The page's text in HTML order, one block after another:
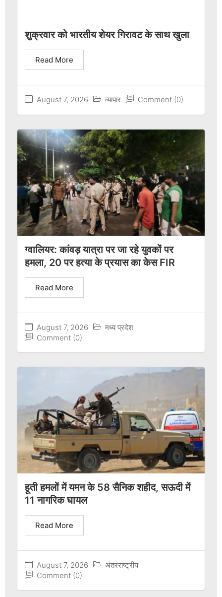
शुक्रवार को भारतीय शेयर गिरावट के साथ खुला
August 7, 2026 व्यापार Comment (0)
Read More
ग्वालियर: कांवड़ यात्रा पर जा रहे युवकों पर
हमला, 20 पर हत्या के प्रयास का केस FIR
August 7, 2026
मध्य प्रदेश
Comment (0)
Read More
हूती हमलों में यमन के 58 सैनिक शहीद, सऊदी में
11 नागरिक घायल
August 7, 2026
अंतरराष्ट्रीय
Comment (0)
Read More